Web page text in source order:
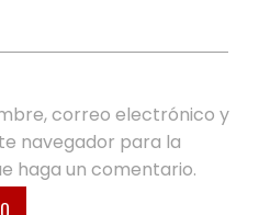
correo electrónico y
navegador para la
haga un comentario.